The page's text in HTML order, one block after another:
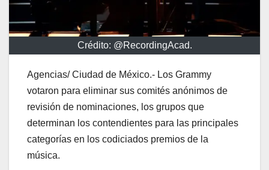
Crédito: @RecordingAcad.
Agencias/ Ciudad de México.- Los Grammy
votaron para eliminar sus comités anónimos de
revisión de nominaciones, los grupos que
determinan los contendientes para las principales
categorías en los codiciados premios de la
música.